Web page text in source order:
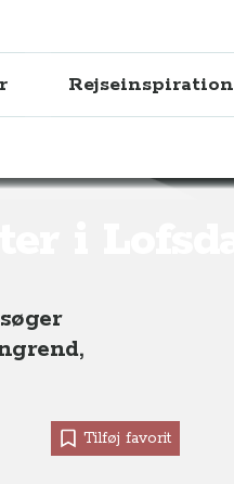
Rejseinspiration
Tilføj favorit